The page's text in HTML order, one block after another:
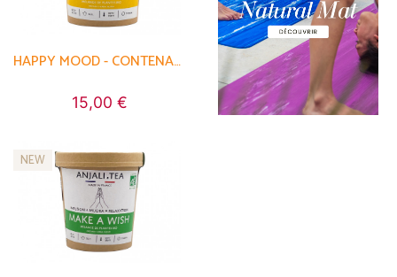
HAPPY MOOD - CONTENANT RECYCLABLE
15,00 €
NEW